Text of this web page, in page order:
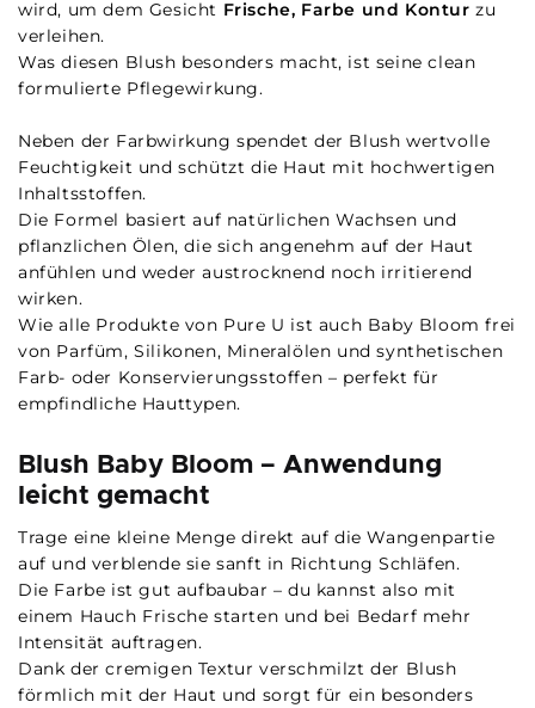
wird, um dem Gesicht Frische, Farbe und Kontur zu
verleihen.
Was diesen Blush besonders macht, ist seine clean
formulierte Pflegewirkung.
Neben der Farbwirkung spendet der Blush wertvolle
Feuchtigkeit und schützt die Haut mit hochwertigen
Inhaltsstoffen.
Die Formel basiert auf natürlichen Wachsen und
pflanzlichen Ölen, die sich angenehm auf der Haut
anfühlen und weder austrocknend noch irritierend
wirken.
Wie alle Produkte von Pure U ist auch Baby Bloom frei
von Parfüm, Silikonen, Mineralölen und synthetischen
Farb- oder Konservierungsstoffen – perfekt für
empfindliche Hauttypen.
Blush Baby Bloom – Anwendung
leicht gemacht
Trage eine kleine Menge direkt auf die Wangenpartie
auf und verblende sie sanft in Richtung Schläfen.
Die Farbe ist gut aufbaubar – du kannst also mit
einem Hauch Frische starten und bei Bedarf mehr
Intensität auftragen.
Dank der cremigen Textur verschmilzt der Blush
förmlich mit der Haut und sorgt für ein besonders